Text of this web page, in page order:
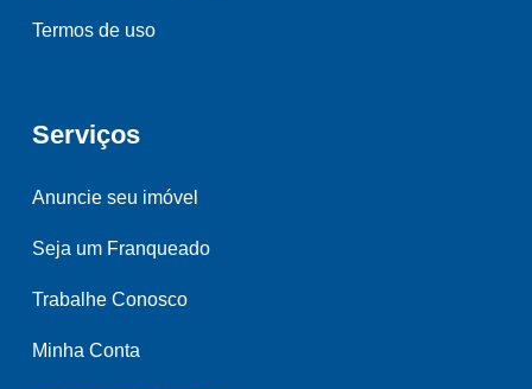
Termos de uso
Serviços
Anuncie seu imóvel
Seja um Franqueado
Trabalhe Conosco
Minha Conta